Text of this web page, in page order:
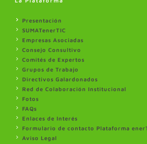
Presentación
SUMATenerTIC
Empresas Asociadas
Consejo Consultivo
Comités de Expertos
Grupos de Trabajo
Directivos Galardonados
Red de Colaboración Institucional
Fotos
FAQs
Enlaces de Interés
Formulario de contacto Plataforma
Aviso Legal